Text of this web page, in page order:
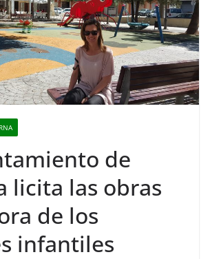
de
licita las obras
de los
infantiles